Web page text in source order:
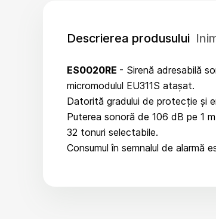
Descrierea produsului
ES0020RE - Sirenă adresabilă
micromodulul EU311S atașat.
Datorită gradului de protecție și
Puterea sonoră de 106 dB pe 1
32 tonuri selectabile.
Consumul în semnalul de